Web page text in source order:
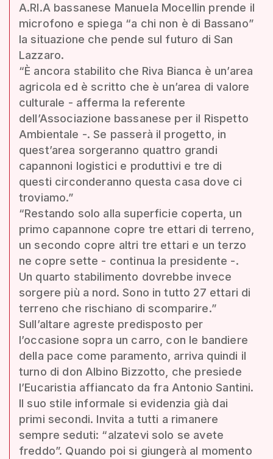
A.RI.A bassanese Manuela Mocellin prende il
microfono e spiega “a chi non è di Bassano”
la situazione che pende sul futuro di San
Lazzaro.
“È ancora stabilito che Riva Bianca è un’area
agricola ed è scritto che è un’area di valore
culturale - afferma la referente
dell’Associazione bassanese per il Rispetto
Ambientale -. Se passerà il progetto, in
quest’area sorgeranno quattro grandi
capannoni logistici e produttivi e tre di
questi circonderanno questa casa dove ci
troviamo.”
“Restando solo alla superficie coperta, un
primo capannone copre tre ettari di terreno,
un secondo copre altri tre ettari e un terzo
ne copre sette - continua la presidente -.
Un quarto stabilimento dovrebbe invece
sorgere più a nord. Sono in tutto 27 ettari di
terreno che rischiano di scomparire.”
Sull’altare agreste predisposto per
l’occasione sopra un carro, con le bandiere
della pace come paramento, arriva quindi il
turno di don Albino Bizzotto, che presiede
l’Eucaristia affiancato da fra Antonio Santini.
Il suo stile informale si evidenzia già dai
primi secondi. Invita a tutti a rimanere
sempre seduti: “alzatevi solo se avete
freddo”. Quando poi si giungerà al momento